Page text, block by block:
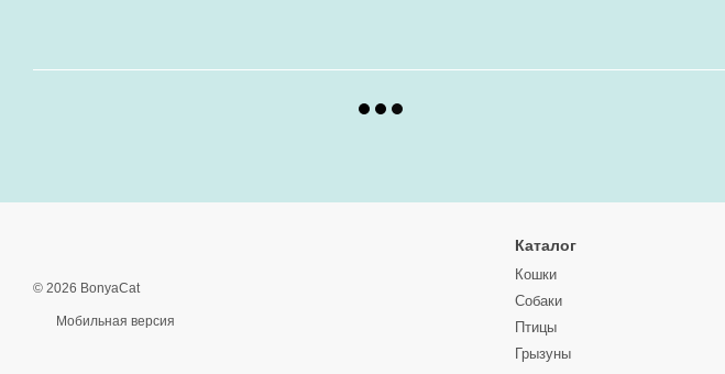
© 2026 BonyaCat
Мобильная версия
Каталог
Кошки
Собаки
Птицы
Грызуны